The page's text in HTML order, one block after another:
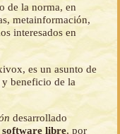
de la norma, en
metainformación,
interesados en
es un asunto de
beneficio de la
desarrollado
software libre, por